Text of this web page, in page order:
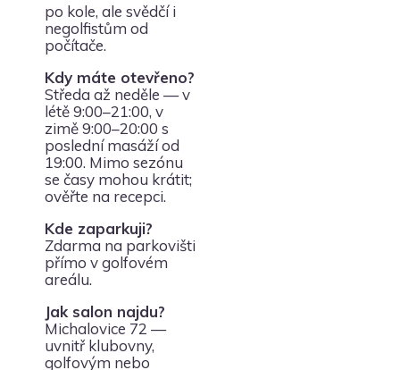
po kole, ale svědčí i
negolfistům od
počítače.
Kdy máte otevřeno?
Středa až neděle — v
létě 9:00–21:00, v
zimě 9:00–20:00 s
poslední masáží od
19:00. Mimo sezónu
se časy mohou krátit;
ověřte na recepci.
Kde zaparkuji?
Zdarma na parkovišti
přímo v golfovém
areálu.
Jak salon najdu?
Michalovice 72 —
uvnitř klubovny,
golfovým nebo